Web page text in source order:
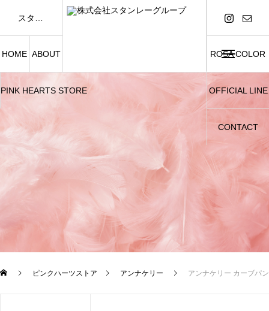
HOME ABOUT
PINK HEARTS STORE
ROSA COLOR
OFFICIAL LINE
CONTACT
ピンクハーツストア アンナケリー アンナケリー カーブパ